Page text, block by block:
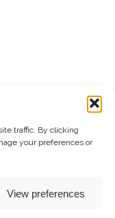
traffic. By clicking
your preferences or
View preferences
drejtat e rezervuara.